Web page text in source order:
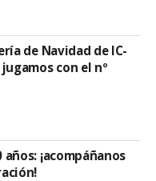
de Navidad de IC-
jugamos con el nº
años: ¡acompáñanos